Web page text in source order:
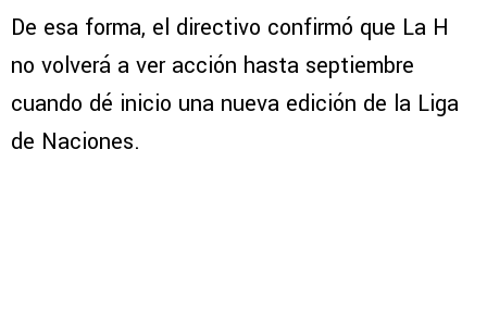
De esa forma, el directivo confirmó que La H
no volverá a ver acción hasta septiembre
cuando dé inicio una nueva edición de la Liga
de Naciones.